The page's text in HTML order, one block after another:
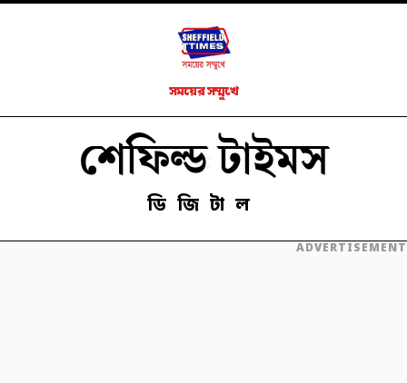
সময়ের সম্মুখে
শেফিল্ড টাইমস
ডিজিটাল
ADVERTISEMENT